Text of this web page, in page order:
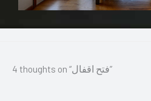
4 thoughts on “فتح اقفال”